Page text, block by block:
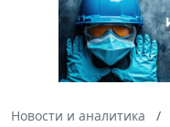
Новости и аналитика